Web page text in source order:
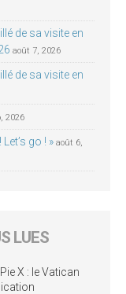
de sa visite en
août 7, 2026
de sa visite en
2026
go ! » août 6,
LUES
X : le Vatican